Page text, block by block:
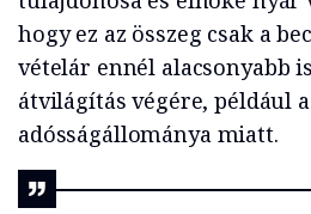
hogy ez az összeg csak a
vételár ennél alacsonyabb
átvilágítás végére, például
adósságállománya miatt.